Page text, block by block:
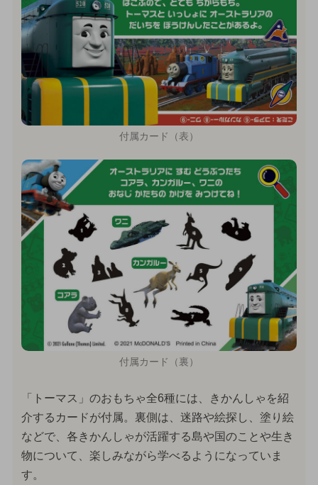
付属カード（表）
付属カード（裏）
「トーマス」のおもちゃ全6種には、きかんしゃを紹
介するカードが付属。裏側は、迷路や絵探し、塗り絵
などで、各きかんしゃが活躍する島や国のことや生き
物について、楽しみながら学べるようになっていま
す。